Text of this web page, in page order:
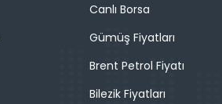
Canlı Borsa
Gümüş Fiyatları
Brent Petrol Fiyatı
Bilezik Fiyatları